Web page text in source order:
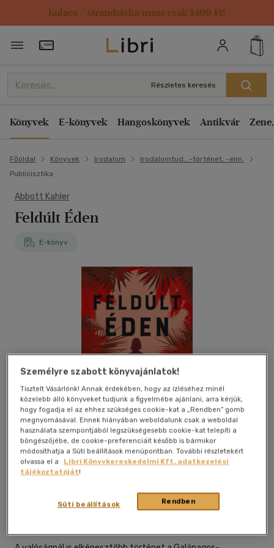
Kulacs / strandtáska most csak 1499 Ft!
Törzsvásárlói Kártya adatai
Részletes keresés
Könyvek E-könyvek Hangoskönyvek Antikvár
Főoldal Könyvek Irodalom
Irodalomtud., -történet, -elm.
Publicisztika
Abbott Kahler
Feldúlt Éden
E-könyv
Beleolvasok
Személyre szabott könyvajánlatok!
Tisztelt Vásárlónk! Annak érdekében, hogy az ízléséhez minél
közelebb álló könyveket tudjunk a figyelmébe ajánlani, arra kérjük,
hogy fogadja el az ehhez szükséges cookie-kat a „Rendben” gomb
megnyomásával. Ennek hiányában weboldalunk csak a weboldal
használata szempontjából legszükségesebb cookie-kat telepíti a
böngészőjébe, de cookie-preferenciáit később is bármikor
módosíthatja a Süti beállítások menüpontban. További részletekért
olvassa el a
Libri Könyvkereskedelmi Kft. adatkezelési
tájékoztatóját!
Rendben
Süti beállítások